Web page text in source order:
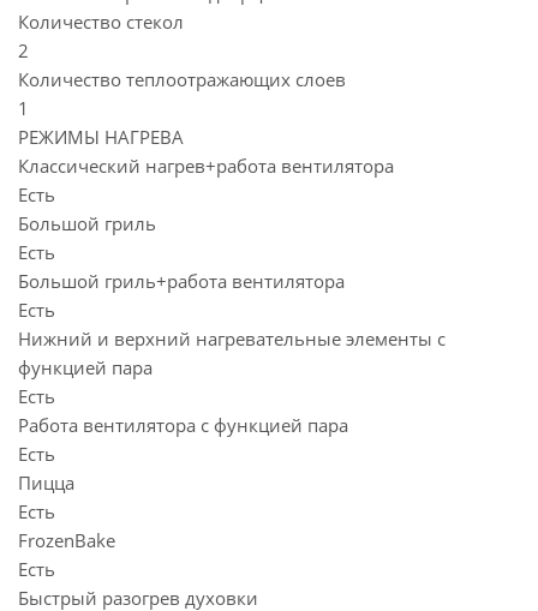
Количество стекол
2
Количество теплоотражающих слоев
1
РЕЖИМЫ НАГРЕВА
Классический нагрев+работа вентилятора
Есть
Большой гриль
Есть
Большой гриль+работа вентилятора
Есть
Нижний и верхний нагревательные элементы с
функцией пара
Есть
Работа вентилятора с функцией пара
Есть
Пицца
Есть
FrozenBake
Есть
Быстрый разогрев духовки